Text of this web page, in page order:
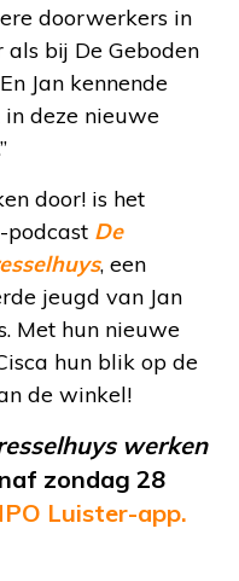
doorwerkers in
bij De Geboden
Jan kennende
deze nieuwe
door! is het
podcast De
, een
jeugd van Jan
Met hun nieuwe
hun blik op de
de winkel!
werken
zondag 28
Luister-app.